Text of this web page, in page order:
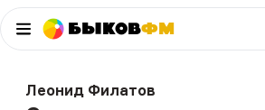
БыковФМ
Леонид Филатов